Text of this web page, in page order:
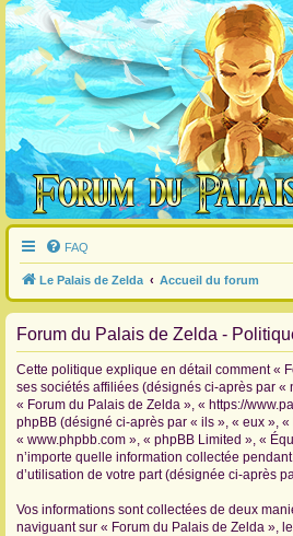
FAQ
Le Palais de Zelda Accueil du forum
Forum du Palais de Zelda -
Cette politique explique en détail comment «
ses sociétés affiliées (désignés ci-après par «
« Forum du Palais de Zelda », « https://
phpBB (désigné ci-après par « ils », « eux »,
« www.phpbb.com », « phpBB Limited », «
n’importe quelle information collectée
d’utilisation de votre part (désignée ci-après
Vos informations sont collectées de deux
naviguant sur « Forum du Palais de Zelda »,